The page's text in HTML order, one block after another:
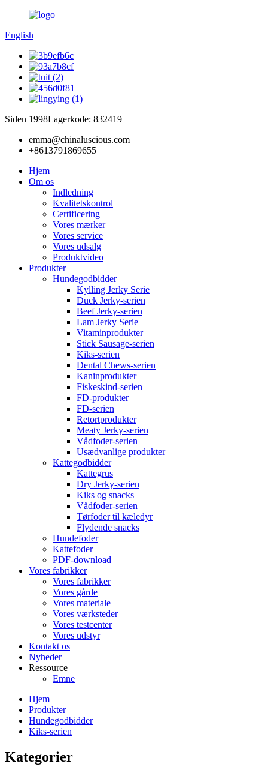
English
Siden 1998Lagerkode: 832419
emma@chinaluscious.com
+8613791869655
Hjem
Om os
Indledning
Kvalitetskontrol
Certificering
Vores mærker
Vores service
Vores udsalg
Produktvideo
Produkter
Hundegodbidder
Kylling Jerky Serie
Duck Jerky-serien
Beef Jerky-serien
Lam Jerky Serie
Vitaminprodukter
Stick Sausage-serien
Kiks-serien
Dental Chews-serien
Kaninprodukter
Fiskeskind-serien
FD-produkter
FD-serien
Retortprodukter
Meaty Jerky-serien
Vådfoder-serien
Usædvanlige produkter
Kattegodbidder
Kattegrus
Dry Jerky-serien
Kiks og snacks
Vådfoder-serien
Tørfoder til kæledyr
Flydende snacks
Hundefoder
Kattefoder
PDF-download
Vores fabrikker
Vores fabrikker
Vores gårde
Vores materiale
Vores værksteder
Vores testcenter
Vores udstyr
Kontakt os
Nyheder
Ressource
Emne
Hjem
Produkter
Hundegodbidder
Kiks-serien
Kategorier